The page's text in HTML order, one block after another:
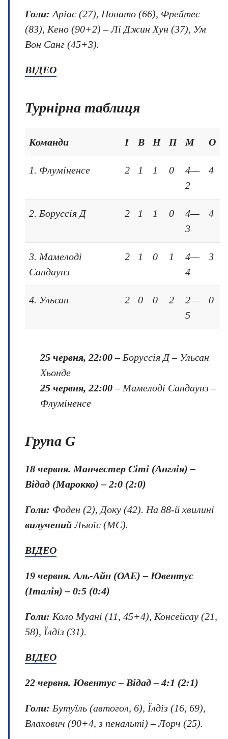
Голи: Аріас (27), Нонато (66), Фрейтес
(83), Кено (90+2) – Лі Джин Хун (37), Ум
Вон Санг (45+3).
ВІДЕО
Турнірна таблиця
Команди І В Н П М О
1. Флуміненсе 2 1 1 0
4—
2
4
2. Боруссія Д 2 1 1 0
4—
3
4
3. Мамелоді
Сандаунз
2 1 0 1
4—
4
3
4. Ульсан 2 0 0 2
2—
5
0
25 червня, 22:00– Боруссія Д – Ульсан
Хьонде
25 червня, 22:00– Мамелоді Сандаунз –
Флуміненсе
Група G
18 червня. Манчестер Сіті (Англія) –
Відад (Марокко) – 2:0 (2:0)
Голи: Фоден (2), Доку (42). На 88-й хвилині
вилученийЛьюїс (МС).
ВІДЕО
19 червня. Аль-Айн (ОАЕ) – Ювентус
(Італія) – 0:5 (0:4)
Голи: Коло Муані (11, 45+4), Консейсау (21,
58), Їлдіз (31).
ВІДЕО
22 червня. Ювентус – Відад – 4:1 (2:1)
Голи: Бутуїль (автогол, 6), Їлдіз (16, 69),
Влахович (90+4, з пенальті) – Лорч (25).